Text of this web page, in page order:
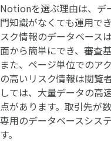
Notionを選ぶ理由は、デ
門知識がなくても運用で
スク情報のデータベース
面から簡単にでき、審査
また、ページ単位でのア
の高いリスク情報は閲覧
しては、大量データの高
点があります。取引先が
専用のデータベースシス
す。